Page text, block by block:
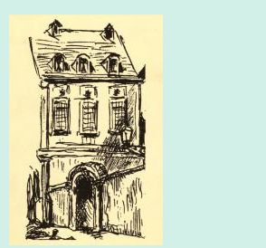
Aller
contenu
principal